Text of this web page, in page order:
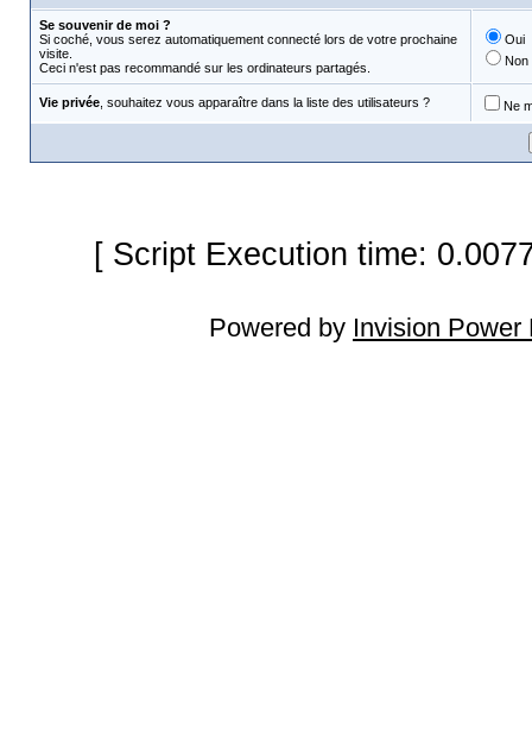
Se souvenir de moi ?
Si coché, vous serez automatiquement connecté lors de votre prochaine
visite.
Ceci n'est pas recommandé sur les ordinateurs partagés.
Oui
Non
Vie privée, souhaitez vous apparaître dans la liste des utilisateurs ? Ne
[ Script Execution time:
Powered by Invision Power